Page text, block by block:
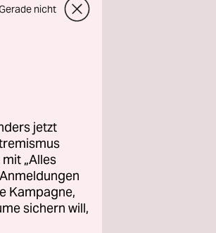
nicht
jetzt
„Alles
Kampagne,
sichern will,